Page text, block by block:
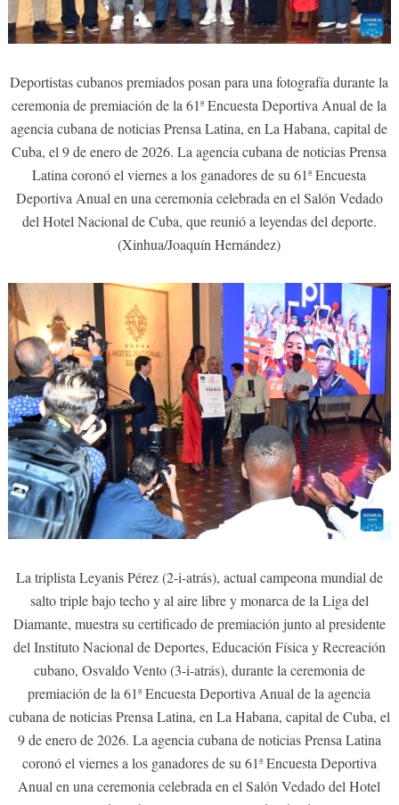
Deportistas cubanos premiados posan para una fotografía durante la
ceremonia de premiación de la 61ª Encuesta Deportiva Anual de la
agencia cubana de noticias Prensa Latina, en La Habana, capital de
Cuba, el 9 de enero de 2026. La agencia cubana de noticias Prensa
Latina coronó el viernes a los ganadores de su 61ª Encuesta
Deportiva Anual en una ceremonia celebrada en el Salón Vedado
del Hotel Nacional de Cuba, que reunió a leyendas del deporte.
(Xinhua/Joaquín Hernández)
La triplista Leyanis Pérez (2-i-atrás), actual campeona mundial de
salto triple bajo techo y al aire libre y monarca de la Liga del
Diamante, muestra su certificado de premiación junto al presidente
del Instituto Nacional de Deportes, Educación Física y Recreación
cubano, Osvaldo Vento (3-i-atrás), durante la ceremonia de
premiación de la 61ª Encuesta Deportiva Anual de la agencia
cubana de noticias Prensa Latina, en La Habana, capital de Cuba, el
9 de enero de 2026. La agencia cubana de noticias Prensa Latina
coronó el viernes a los ganadores de su 61ª Encuesta Deportiva
Anual en una ceremonia celebrada en el Salón Vedado del Hotel